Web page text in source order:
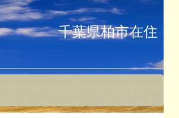
千葉県柏市在住